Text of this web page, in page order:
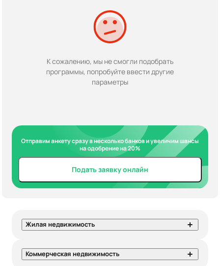
К сожалению, мы не смогли подобрать
программы, попробуйте ввести другие
параметры
Отправим анкету сразу в несколько банков и увеличим шансы
на одобрение на 20%
Подать заявку онлайн
Жилая недвижимость
Коммерческая недвижимость